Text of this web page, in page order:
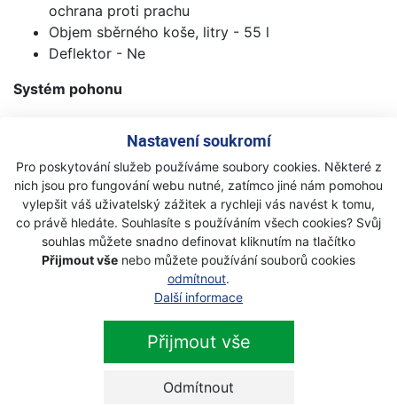
Nastavení soukromí
Pro poskytování služeb používáme soubory cookies. Některé z
nich jsou pro fungování webu nutné, zatímco jiné nám pomohou
vylepšit váš uživatelský zážitek a rychleji vás navést k tomu,
co právě hledáte. Souhlasíte s používáním všech cookies? Svůj
souhlas můžete snadno definovat kliknutím na tlačítko
Přijmout vše nebo můžete používání souborů cookies
odmítnout.
Další informace
Přijmout vše
Odmítnout
ochrana proti prachu
Objem sběrného koše, litry - 55 l
Deflektor - Ne
Systém pohonu
Poháněná kola - Zadní
Sklopná rukojeť
Typ rukojeti - Ergonomická
Rukojeť nastavitelná do stran - Ne
Měkká rukojeť - Ano
Ovládání plynu - Ne
Rychlospojka pro připojení hadice na vodu - Ne
Kolečka s ložisky, přední/zadní - Yes/Yes
Typ mazání motoru - Rozstřikem
Spotřeba paliva - 407 g/kWh